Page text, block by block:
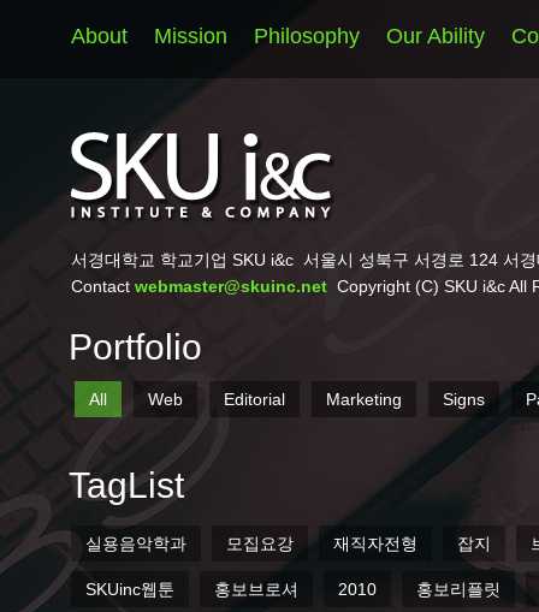
About Mission Philosophy Our Ability
서경대학교 학교기업 SKU i&c 서울시 성북구 서경로 124 서
Contact webmaster@skuinc.net Copyright (C) SKU i&c All
Portfolio
All Web Editorial Marketing Signs
TagList
실용음악학과 모집요강 재직자전형 잡지
SKUinc웹툰 홍보브로셔 2010 홍보리플릿